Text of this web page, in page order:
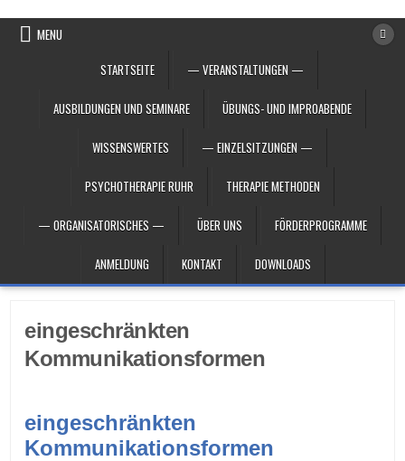
MENU
STARTSEITE
— VERANSTALTUNGEN —
AUSBILDUNGEN UND SEMINARE ÜBUNGS- UND IMPROABENDE
WISSENSWERTES — EINZELSITZUNGEN —
PSYCHOTHERAPIE RUHR THERAPIE METHODEN
— ORGANISATORISCHES — ÜBER UNS FÖRDERPROGRAMME
ANMELDUNG KONTAKT DOWNLOADS
eingeschränkten
Kommunikationsformen
eingeschränkten
Kommunikationsformen